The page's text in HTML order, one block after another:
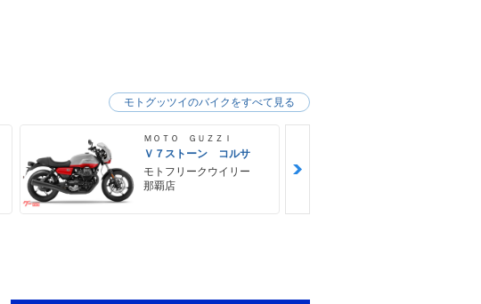
ＭＯＴＯ ＧＵＺＺＩ
Ｖ７ストーン コルサ
モトフリークウイリー
那覇店
モトグッツイのバイクをすべて見る